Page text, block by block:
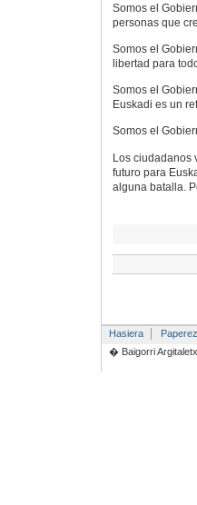
Somos el
personas que
Somos el
libertad para
Somos el
Euskadi es un
Somos el
Los ciudadanos
futuro para
alguna batalla.
Hasiera
� Baigorri